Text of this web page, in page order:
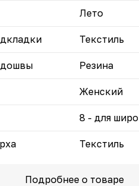
предлагаются в
максимальный комфорт
Лето
Текстиль
Резина
Женский
8 - для
Текстиль
Подробнее о товаре